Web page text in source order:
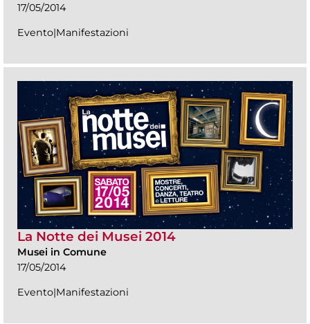
17/05/2014
Evento|Manifestazioni
La Notte dei Musei 2014
Musei in Comune
17/05/2014
Evento|Manifestazioni